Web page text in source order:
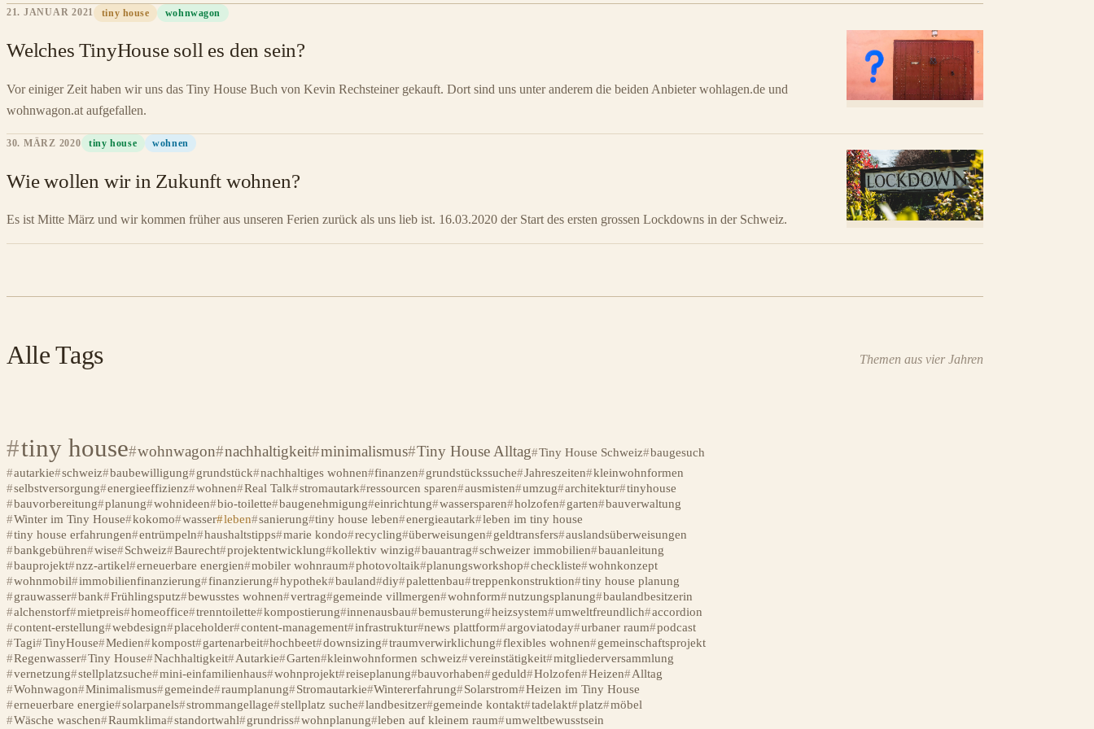
21. JANUAR 2021 tiny house wohnwagon
Welches TinyHouse soll es den sein?
Vor einiger Zeit haben wir uns das Tiny House Buch von Kevin Rechsteiner gekauft. Dort sind uns unter anderem die beiden Anbieter wohlagen.de und
wohnwagon.at aufgefallen.
30. MÄRZ 2020 tiny house wohnen
Wie wollen wir in Zukunft wohnen?
Es ist Mitte März und wir kommen früher aus unseren Ferien zurück als uns lieb ist. 16.03.2020 der Start des ersten grossen Lockdowns in der Schweiz.
Alle Tags Themen aus vier Jahren
tiny house wohnwagon nachhaltigkeit minimalismus Tiny House Alltag Tiny House Schweiz baugesuch
autarkie schweiz baubewilligung grundstück nachhaltiges wohnen finanzen grundstückssuche Jahreszeiten kleinwohnformen
selbstversorgung energieeffizienz wohnen Real Talk stromautark ressourcen sparen ausmisten umzug architektur tinyhouse
bauvorbereitung planung wohnideen bio-toilette baugenehmigung einrichtung wassersparen holzofen garten bauverwaltung
Winter im Tiny House kokomo wasser leben sanierung tiny house leben energieautark leben im tiny house
tiny house erfahrungen entrümpeln haushaltstipps marie kondo recycling überweisungen geldtransfers auslandsüberweisungen
bankgebühren wise Schweiz Baurecht projektentwicklung kollektiv winzig bauantrag schweizer immobilien bauanleitung
bauprojekt nzz-artikel erneuerbare energien mobiler wohnraum photovoltaik planungsworkshop checkliste wohnkonzept
wohnmobil immobilienfinanzierung finanzierung hypothek bauland diy palettenbau treppenkonstruktion tiny house planung
grauwasser bank Frühlingsputz bewusstes wohnen vertrag gemeinde villmergen wohnform nutzungsplanung baulandbesitzerin
alchenstorf mietpreis homeoffice trenntoilette kompostierung innenausbau bemusterung heizsystem umweltfreundlich accordion
content-erstellung webdesign placeholder content-management infrastruktur news plattform argoviatoday urbaner raum podcast
Tagi TinyHouse Medien kompost gartenarbeit hochbeet downsizing traumverwirklichung flexibles wohnen gemeinschaftsprojekt
Regenwasser Tiny House Nachhaltigkeit Autarkie Garten kleinwohnformen schweiz vereinstätigkeit mitgliederversammlung
vernetzung stellplatzsuche mini-einfamilienhaus wohnprojekt reiseplanung bauvorhaben geduld Holzofen Heizen Alltag
Wohnwagon Minimalismus gemeinde raumplanung Stromautarkie Wintererfahrung Solarstrom Heizen im Tiny House
erneuerbare energie solarpanels strommangellage stellplatz suche landbesitzer gemeinde kontakt tadelakt platz möbel
Wäsche waschen Raumklima standortwahl grundriss wohnplanung leben auf kleinem raum umweltbewusstsein